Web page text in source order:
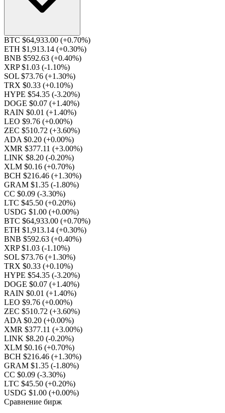
BTC $64,933.00 (+0.70%)
ETH $1,913.14 (+0.30%)
BNB $592.63 (+0.40%)
XRP $1.03 (-1.10%)
SOL $73.76 (+1.30%)
TRX $0.33 (+0.10%)
HYPE $54.35 (-3.20%)
DOGE $0.07 (+1.40%)
RAIN $0.01 (+1.40%)
LEO $9.76 (+0.00%)
ZEC $510.72 (+3.60%)
ADA $0.20 (+0.00%)
XMR $377.11 (+3.00%)
LINK $8.20 (-0.20%)
XLM $0.16 (+0.70%)
BCH $216.46 (+1.30%)
GRAM $1.35 (-1.80%)
CC $0.09 (-3.30%)
LTC $45.50 (+0.20%)
USDG $1.00 (+0.00%)
BTC $64,933.00 (+0.70%)
ETH $1,913.14 (+0.30%)
BNB $592.63 (+0.40%)
XRP $1.03 (-1.10%)
SOL $73.76 (+1.30%)
TRX $0.33 (+0.10%)
HYPE $54.35 (-3.20%)
DOGE $0.07 (+1.40%)
RAIN $0.01 (+1.40%)
LEO $9.76 (+0.00%)
ZEC $510.72 (+3.60%)
ADA $0.20 (+0.00%)
XMR $377.11 (+3.00%)
LINK $8.20 (-0.20%)
XLM $0.16 (+0.70%)
BCH $216.46 (+1.30%)
GRAM $1.35 (-1.80%)
CC $0.09 (-3.30%)
LTC $45.50 (+0.20%)
USDG $1.00 (+0.00%)
Сравнение бирж